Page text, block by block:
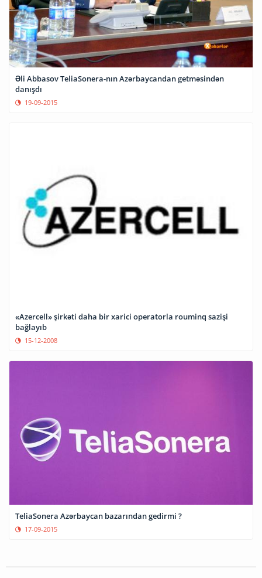
Əli Abbasov TeliaSonera-nın Azərbaycandan getməsindən
danışdı
19-09-2015
«Azercell» şirkəti daha bir xarici operatorla rouminq sazişi
bağlayıb
15-12-2008
TeliaSonera Azərbaycan bazarından gedirmi ?
17-09-2015